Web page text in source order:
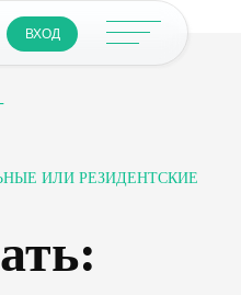
ВХОД
ИЛИ РЕЗИДЕНТСКИЕ